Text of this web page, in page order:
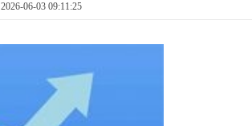
2026-06-03 09:11:25